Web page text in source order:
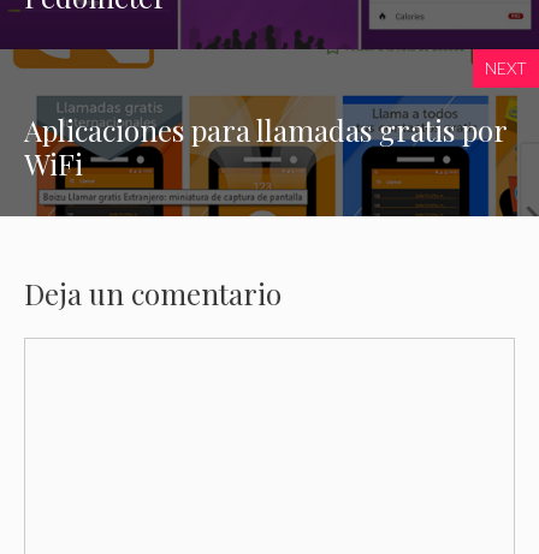
NEXT
Aplicaciones para llamadas gratis por
WiFi
Deja un comentario